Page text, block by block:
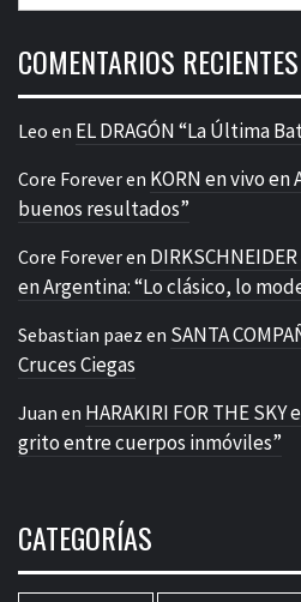
COMENTARIOS RECIENTES
Leo en EL DRAGÓN “La Última
Core Foreveren KORN en vivo en
buenos resultados”
Core Foreveren
en Argentina: “Lo clásico, lo
Sebastian paez en SANTA
Cruces Ciegas
Juan en HARAKIRI FOR THE
grito entre cuerpos inmóviles”
CATEGORÍAS